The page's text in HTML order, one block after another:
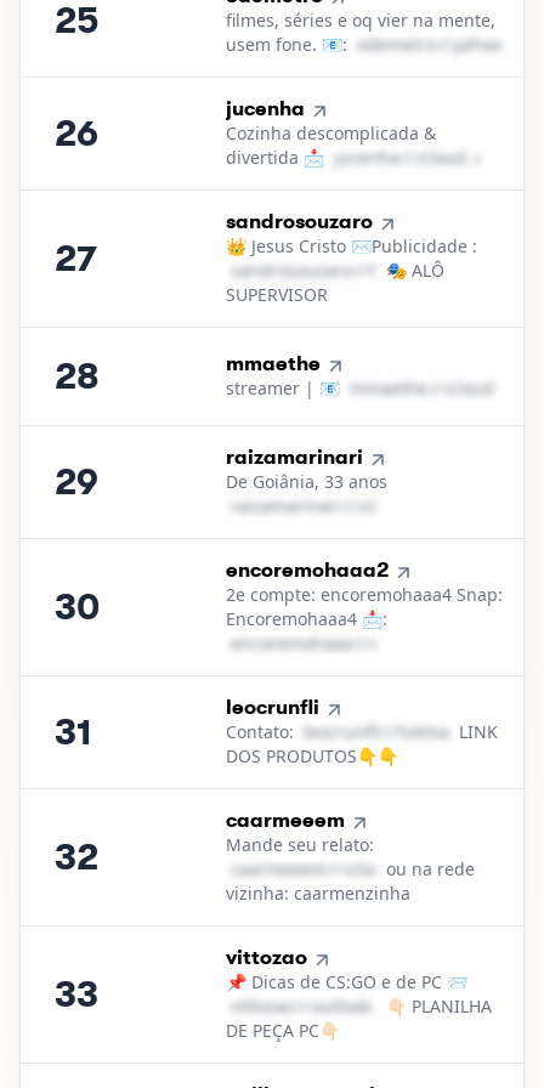
25
filmes, séries e oq vier na mente,
usem fone. 📧: o​d​e​m​e​t​r​o​＠ yahoo․cοm
26
26.
jucenha
Cozinha descomplicada &
divertida 📩 j​u​c​e​n​h​a​＠ icloud․cοm
27
27.
sandrosouzaro
👑 Jesus Cristo ✉️Publicidade :
s​a​n​d​r​o​s​o​u​z​a​r​o​＠ hotmail․cοm
🎭 ALÔ
SUPERVISOR
28 28.
mmaethe
streamer | 📧 m​m​a​e​t​h​e​ icloud․cοm
29
29.
raizamarinari
De Goiânia, 33 anos
r​a​i​z​a​m​a​r​i​n​a​r​i​
icloud․cοm
30
30.
encoremohaaa2
2e compte: encoremohaaa4 Snap:
Encoremohaaa4 📩:
e​n​c​o​r​e​m​o​h​a​a​a​＠
31
31.
leocrunfli
Contato:
l​e​o​c​r​u​n​f​l​i​ hotmail․cοm
LINK
DOS PRODUTOS👇👇
32
32.
caarmeeem
Mande seu relato:
c​a​a​r​m​e​e​e​m​
icloud․cοmou na rede
vizinha: caarmenzinha
33
33.
vittozao
📌 Dicas de CS:GO e de PC 📨
v​i​t​t​o​z​a​o​＠ outlook․cοm👇🏻 PLANILHA
DE PEÇA PC👇🏻